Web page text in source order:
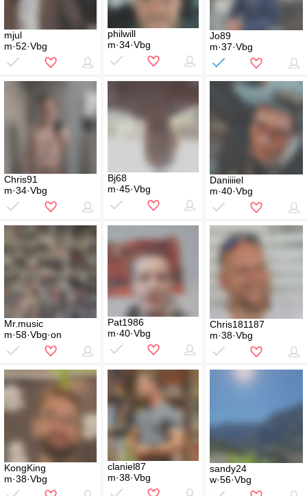
mjul
m·52·Vbg
philwill
m·34·Vbg
Jo89
m·37·Vbg
Chris91
m·34·Vbg
Bj68
m·45·Vbg
Daniiiiel
m·40·Vbg
Mr.music
m·58·Vbg·on
Pat1986
m·40·Vbg
Chris181187
m·38·Vbg
KongKing
m·38·Vbg
claniel87
m·38·Vbg
sandy24
w·56·Vbg